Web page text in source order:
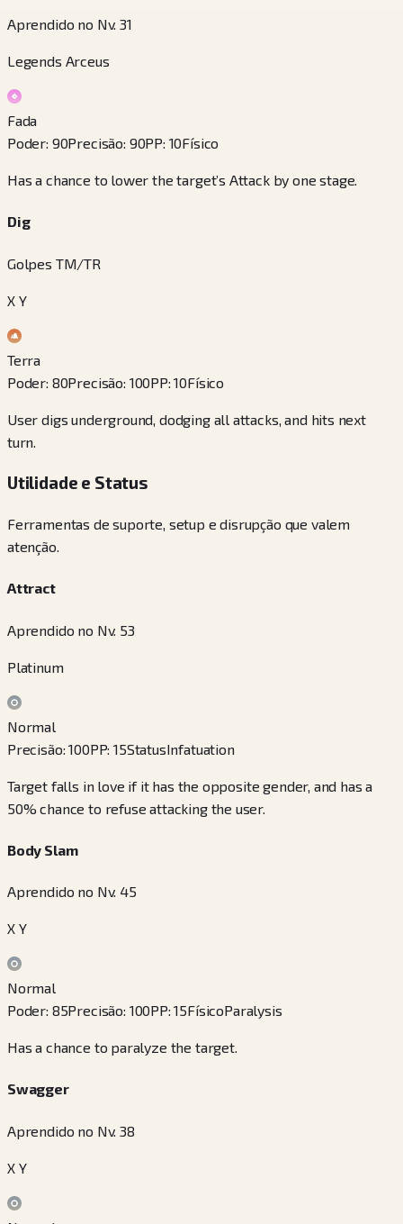
Aprendido no Nv. 31
Legends Arceus
Fada
Poder: 90Precisão: 90PP: 10Físico
Has a chance to lower the target’s Attack by one stage.
Dig
Golpes TM/TR
X Y
Terra
Poder: 80Precisão: 100PP:10Físico
User digs underground, dodging all attacks, and hits next
turn.
Utilidade e Status
Ferramentas de suporte, setup e disrupção que valem
atenção.
Attract
Aprendido no Nv. 53
Platinum
Normal
Precisão:100PP:15StatusInfatuation
Target falls in love if it has the opposite gender, and has a
50% chance to refuse attacking the user.
Body Slam
Aprendido no Nv. 45
X Y
Normal
Poder: 85Precisão: 100PP:15FísicoParalysis
Has a chance to paralyze the target.
Swagger
Aprendido no Nv. 38
X Y